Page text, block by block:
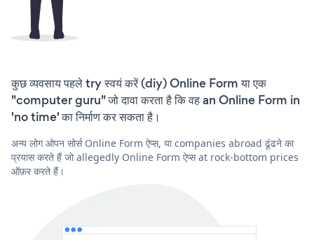
कुछ व्यवसाय पहले try स्वयं करें (diy) Online Form या एक
"computer guru" जो दावा करता है कि वह an Online Form in
'no time' का निर्माण कर सकता है।
अन्य लोग ओपन सोर्स Online Form ऐप्स, या companies abroad ढूंढने का
प्रयास करते हैं जो allegedly Online Form ऐप्स at rock-bottom prices
ऑफ़र करते हैं।